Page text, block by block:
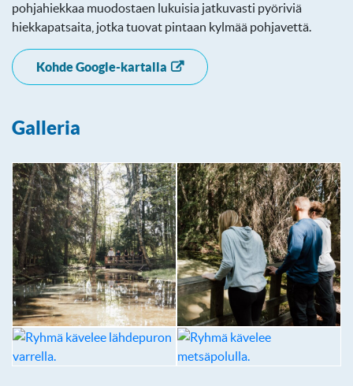
pohjahiekkaa muodostaen lukuisia jatkuvasti pyöriviä
hiekkapatsaita, jotka tuovat pintaan kylmää pohjavettä.
Kohde Google-kartalla
Galleria